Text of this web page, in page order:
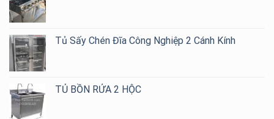
Tủ Sấy Chén Đĩa Công Nghiệp 2 Cánh Kính
TỦ BỒN RỬA 2 HỘC